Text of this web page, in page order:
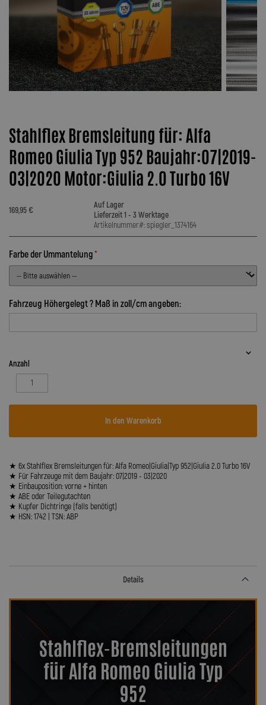
Stahlflex Bremsleitung für: Alfa
Romeo Giulia Typ 952 Baujahr:07|2019-
03|2020 Motor:Giulia 2.0 Turbo 16V
169,95 €
Auf Lager
Lieferzeit 1 - 3 Werktage
Artikelnummer#: spiegler_1374164
Farbe der Ummantelung
Fahrzeug Höhergelegt ? Maß in zoll/cm angeben:
Anzahl
In den Warenkorb
★ 6x Stahlflex Bremsleitungen für: Alfa Romeo|Giulia|Typ 952|Giulia 2.0 Turbo 16V
★ Für Fahrzeuge mit dem Baujahr: 07|2019 - 03|2020
★ Einbauposition: vorne + hinten
★ ABE oder Teilegutachten
★ Kupfer Dichtringe (falls benötigt)
★ HSN: 1742 | TSN: ABP
Details
Stahlflex-Bremsleitungen
für Alfa Romeo Giulia Typ
952